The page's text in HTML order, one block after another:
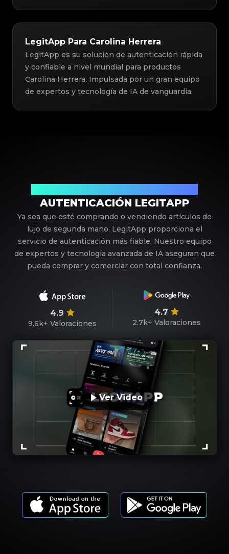
LegitApp Para Carolina Herrera
LegitApp es su solución de autenticación rápida
y confiable a nivel mundial para productos
Carolina Herrera. Impulsada por un gran equipo
de expertos y tecnología de IA de vanguardia.
AUTENTICACIÓN LEGITAPP
Ya sea que esté comprando o vendiendo artículos de
lujo de segunda mano, LegitApp proporciona el
servicio de autenticación más fiable. Nuestro equipo
de expertos y tecnología avanzada de IA aseguran que
pueda comprar y comerciar con total confianza.
4.9
9.6k+ Valoraciones
4.7
2.7k+ Valoraciones
Ver Video